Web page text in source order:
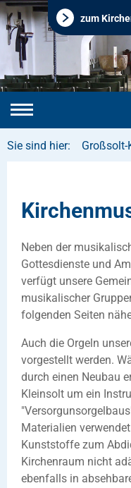
zum
Sie sind hier:
Neben der
Gottesdienste und
verfügt unsere
musikalischer
folgenden Seiten
Auch die Orgeln
vorgestellt werden.
durch einen Neubau
Kleinsolt um ein
Materialien
Kunststoffe zum
Kirchenraum nicht
ebenfalls in